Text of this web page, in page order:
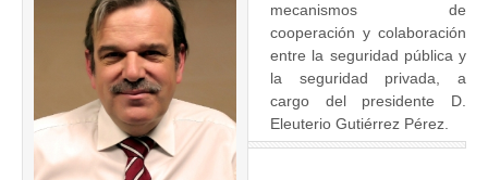
mecanismos de
cooperación y colaboración
entre la seguridad pública y
la seguridad privada, a
cargo del presidente D.
Eleuterio Gutiérrez Pérez.